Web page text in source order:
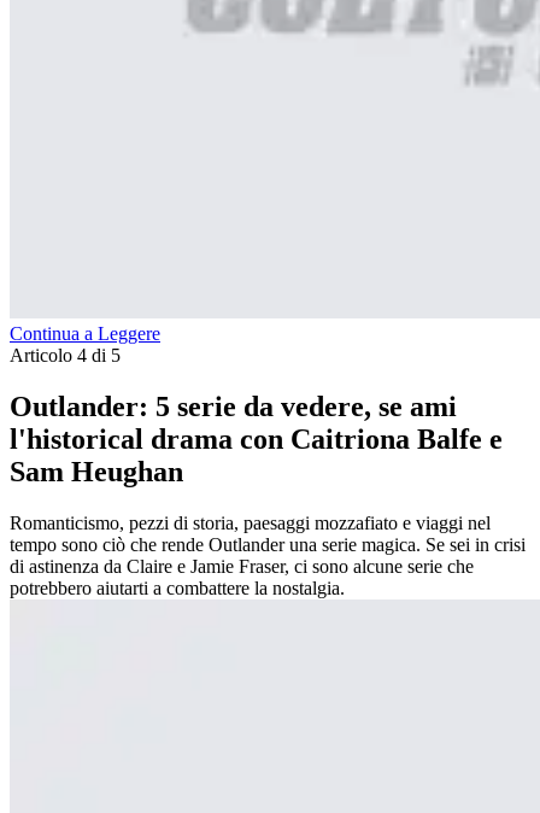
Continua a Leggere
Articolo 4 di 5
Outlander: 5 serie da vedere, se ami
l'historical drama con Caitriona Balfe e
Sam Heughan
Romanticismo, pezzi di storia, paesaggi mozzafiato e viaggi nel
tempo sono ciò che rende Outlander una serie magica. Se sei in crisi
di astinenza da Claire e Jamie Fraser, ci sono alcune serie che
potrebbero aiutarti a combattere la nostalgia.